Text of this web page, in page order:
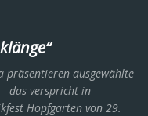
präsentieren ausgewählte
das verspricht in
Hopfgarten von 29.